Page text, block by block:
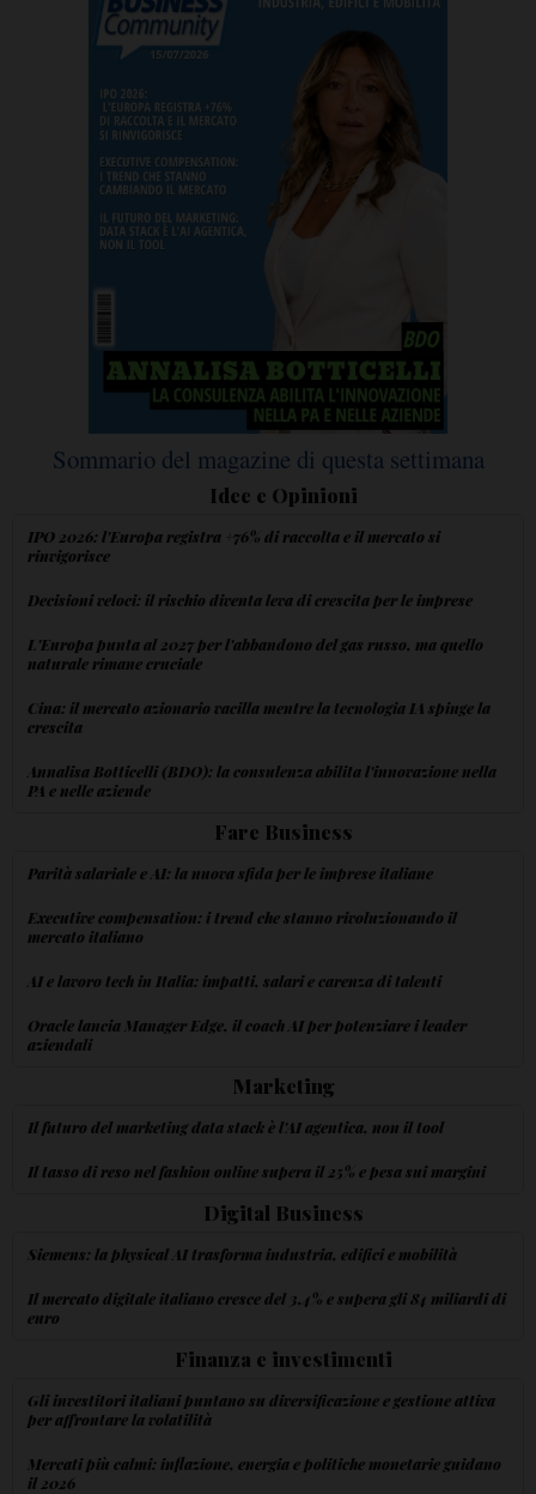
Sommario del magazine di questa settimana
Idee e Opinioni
IPO 2026: l'Europa registra +76% di raccolta e il mercato si
rinvigorisce
Decisioni veloci: il rischio diventa leva di crescita per le imprese
L'Europa punta al 2027 per l'abbandono del gas russo, ma quello
naturale rimane cruciale
Cina: il mercato azionario vacilla mentre la tecnologia IA spinge la
crescita
Annalisa Botticelli (BDO): la consulenza abilita l'innovazione nella
PA e nelle aziende
Fare Business
Parità salariale e AI: la nuova sfida per le imprese italiane
Executive compensation: i trend che stanno rivoluzionando il
mercato italiano
AI e lavoro tech in Italia: impatti, salari e carenza di talenti
Oracle lancia Manager Edge, il coach AI per potenziare i leader
aziendali
Marketing
Il futuro del marketing data stack è l'AI agentica, non il tool
Il tasso di reso nel fashion online supera il 25% e pesa sui margini
Digital Business
Siemens: la physical AI trasforma industria, edifici e mobilità
Il mercato digitale italiano cresce del 3,4% e supera gli 84 miliardi di
euro
Finanza e investimenti
Gli investitori italiani puntano su diversificazione e gestione attiva
per affrontare la volatilità
Mercati più calmi: inflazione, energia e politiche monetarie guidano
il 2026